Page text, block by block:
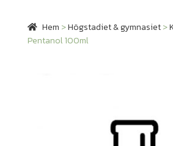
Hem >Högstadiet & gymnasiet>
Pentanol 100ml